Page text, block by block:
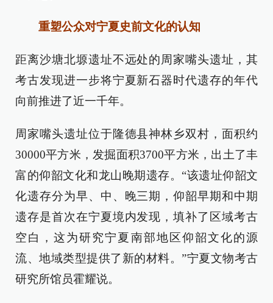
重塑公众对宁夏史前文化的认知
距离沙塘北塬遗址不远处的周家嘴头遗址，其
考古发现进一步将宁夏新石器时代遗存的年代
向前推进了近一千年。
周家嘴头遗址位于隆德县神林乡双村，面积约
30000平方米，发掘面积3700平方米，出土了丰
富的仰韶文化和龙山晚期遗存。“该遗址仰韶文
化遗存分为早、中、晚三期，仰韶早期和中期
遗存是首次在宁夏境内发现，填补了区域考古
空白，这为研究宁夏南部地区仰韶文化的源
流、地域类型提供了新的材料。”宁夏文物考古
研究所馆员霍耀说。